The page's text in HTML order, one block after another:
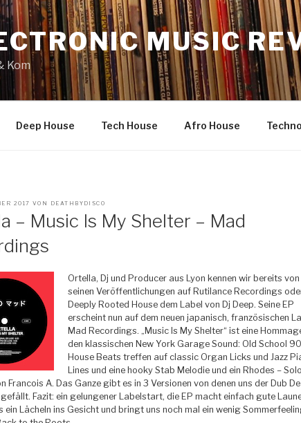
MUSIC
Kom
Deep House Tech House Afro House Techno
2017 VON DEATHBYDISCO
– Music Is My Shelter – Mad
Ortella, Dj und Producer aus Lyon kennen wir bereits von
seinen Veröffentlichungen auf Rutilance Recordings
Deeply Rooted House dem Label von Dj Deep. Seine EP
erscheint nun auf dem neuen japanisch, französischen
Mad Recordings. „Music Is My Shelter“ ist eine
den klassischen New York Garage Sound: Old School
House Beats treffen auf classic Organ Licks und Jazz
Lines und eine hooky Stab Melodie und ein Rhodes –
Francois A. Das Ganze gibt es in 3 Versionen von denen uns der Dub
Fazit: ein gelungener Labelstart, die EP macht einfach gute
ein Lächeln ins Gesicht und bringt uns noch mal ein wenig